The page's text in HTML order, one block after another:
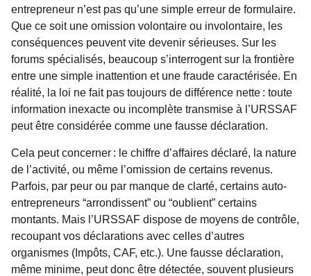
entrepreneur n’est pas qu’une simple erreur de formulaire.
Que ce soit une omission volontaire ou involontaire, les
conséquences peuvent vite devenir sérieuses. Sur les
forums spécialisés, beaucoup s’interrogent sur la frontière
entre une simple inattention et une fraude caractérisée. En
réalité, la loi ne fait pas toujours de différence nette : toute
information inexacte ou incomplète transmise à l’URSSAF
peut être considérée comme une fausse déclaration.
Cela peut concerner : le chiffre d’affaires déclaré, la nature
de l’activité, ou même l’omission de certains revenus.
Parfois, par peur ou par manque de clarté, certains auto-
entrepreneurs “arrondissent” ou “oublient” certains
montants. Mais l’URSSAF dispose de moyens de contrôle,
recoupant vos déclarations avec celles d’autres
organismes (Impôts, CAF, etc.). Une fausse déclaration,
même minime, peut donc être détectée, souvent plusieurs